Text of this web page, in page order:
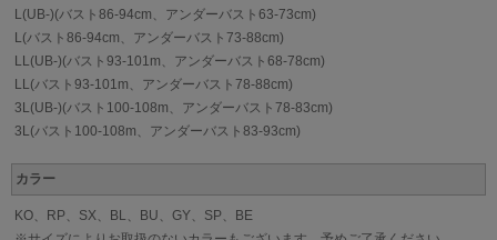
L(UB-)(バスト86-94cm、アンダーバスト63-73cm)
L(バスト86-94cm、アンダーバスト73-88cm)
LL(UB-)(バスト93-101m、アンダーバスト68-78cm)
LL(バスト93-101m、アンダーバスト78-88cm)
3L(UB-)(バスト100-108m、アンダーバスト78-83cm)
3L(バスト100-108m、アンダーバスト83-93cm)
カラー
KO、RP、SX、BL、BU、GY、SP、BE